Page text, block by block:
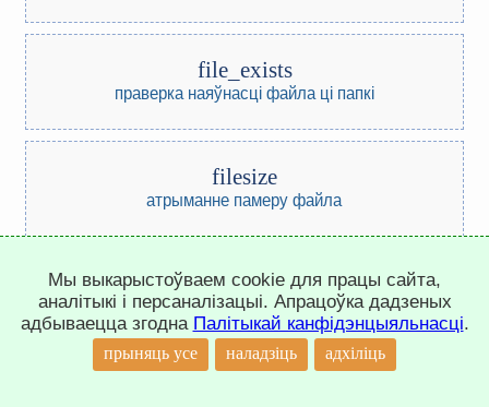
file_exists
праверка наяўнасці файла ці папкі
filesize
атрыманне памеру файла
filemtime
час змены файла
Мы выкарыстоўваем cookie для працы сайта,
аналітыкі і персаналізацыі. Апрацоўка дадзеных
адбываецца згодна Палітыкай канфідэнцыяльнасці.
прыняць усе наладзіць адхіліць